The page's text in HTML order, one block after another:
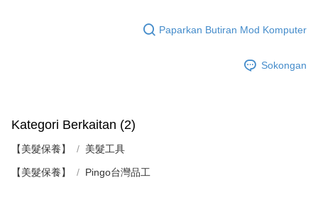
Paparkan Butiran Mod Komputer
Sokongan
Kategori Berkaitan (2)
【美髮保養】 美髮工具
【美髮保養】 Pingo台灣品工